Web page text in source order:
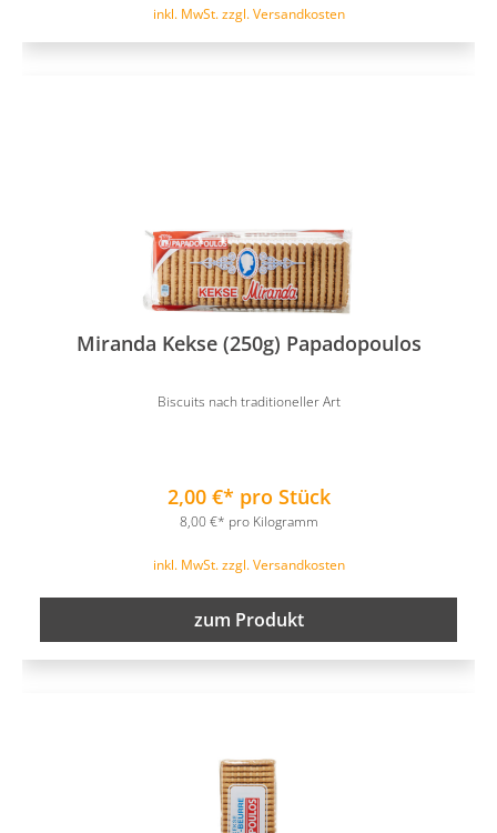
inkl. MwSt. zzgl. Versandkosten
Miranda Kekse (250g) Papadopoulos
Biscuits nach traditioneller Art
2,00 €* pro Stück
8,00 €* pro Kilogramm
inkl. MwSt. zzgl. Versandkosten
zum Produkt